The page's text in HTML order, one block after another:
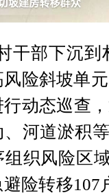
干部下沉到
风险斜坡单
行动态巡查
河道淤积
组织风险区
险转移107